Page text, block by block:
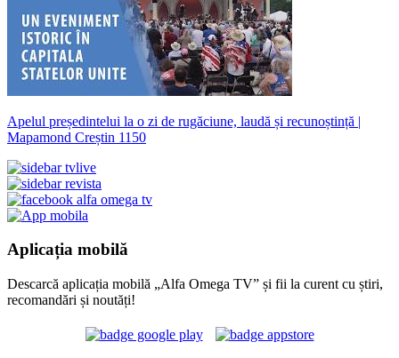
Apelul președintelui la o zi de rugăciune, laudă și recunoștință |
Mapamond Creștin 1150
Aplicația mobilă
Descarcă aplicația mobilă „Alfa Omega TV” și fii la curent cu știri,
recomandări și noutăți!